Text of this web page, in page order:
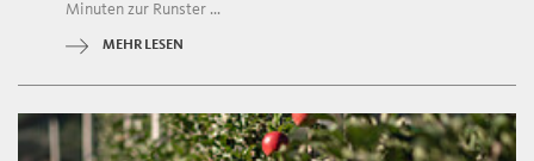
Minuten zur Runster ...
MEHR LESEN